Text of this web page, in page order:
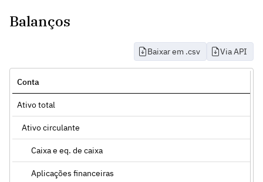
Balanços
Baixar em .csv Via API
Conta
Ativo total
Ativo circulante
Caixa e eq. de caixa
Aplicações financeiras